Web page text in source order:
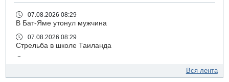
07.08.2026 08:29
В Бат-Яме утонул мужчина
07.08.2026 08:29
Стрельба в школе Таиланда
Вся лента